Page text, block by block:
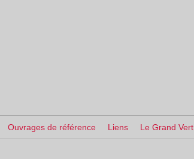
Ouvrages de référence Liens Le Grand Vert